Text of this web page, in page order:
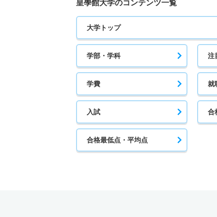
皇學館大学のコンテンツ一覧
大学トップ
学部・学科 注
学費 就
入試 合
合格最低点・平均点